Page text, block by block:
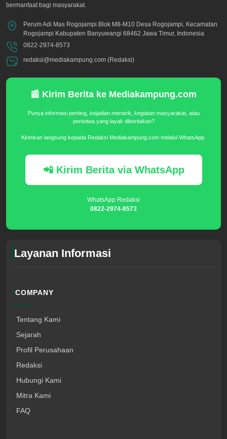
bermanfaat bagi masyarakat.
Perum Adi Mas Rogojampi Blok M8-M10 Desa Rogojampi, Kecamatan
Rogojampi Kabupaten Banyuwangi 68462 Jawa Timur, Indonesia
0822-2974-8573
redaksi@mediakampung.com (Redaksi)
📰 Kirim Berita ke Mediakampung.com
Punya informasi penting, kejadian menarik, kegiatan masyarakat, atau
peristiwa yang layak diberitakan?
Kirimkan langsung kepada Redaksi Mediakampung.com melalui WhatsApp.
📲 Kirim Berita via WhatsApp
WhatsApp Redaksi
0822-2974-8573
Layanan Informasi
COMPANY
Tentang Kami
Sejarah
Profil Perusahaan
Redaksi
Hubungi Kami
Mitra Kami
FAQ